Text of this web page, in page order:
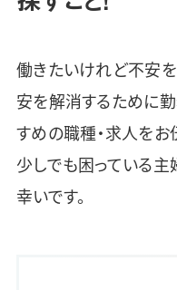
働きたいけれど不安
安を解消するために
すめの職種・求人をお
少しでも困っている
幸いです。